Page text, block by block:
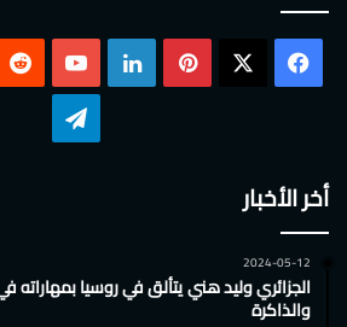
فيسبوك بينتيريست لينكدإن ‫YouTube
أخر الأخبار
2024-05-12
الجزائري وليد هني يتألق في روسيا
والذاكرة